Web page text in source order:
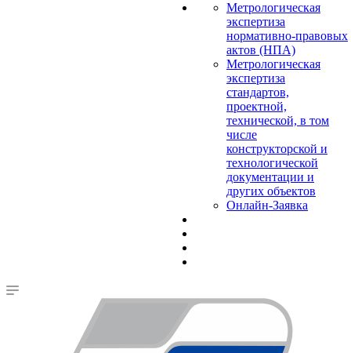
Метрологическая
экспертиза
нормативно-правовых
актов (НПА)
Метрологическая
экспертиза
стандартов,
проектной,
технической, в том
числе
конструкторской и
технологической
документации и
других объектов
Онлайн-Заявка